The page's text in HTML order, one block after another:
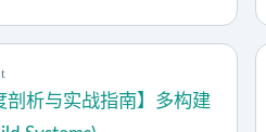
剖析与实战指南】多构建